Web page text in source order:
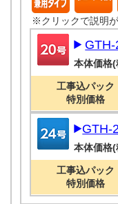
※クリックで説明が
本体価格
工事込パック
特別価格
GTH-
本体価格
工事込パック
特別価格